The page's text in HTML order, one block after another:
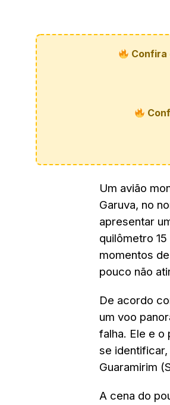
Confira
Um avião
Garuva, no
apresentar
quilômetro
momentos
pouco não
De acordo
um voo
falha. Ele e o
se
Guaramirim
A cena do